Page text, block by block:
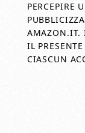
PERCEPIRE
AMAZON.IT.
IL
CIASCUN